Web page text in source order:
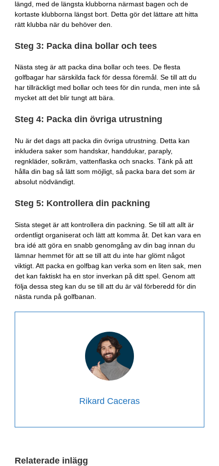
längd, med de längsta klubborna närmast bagen och de
kortaste klubborna längst bort. Detta gör det lättare att hitta
rätt klubba när du behöver den.
Steg 3: Packa dina bollar och tees
Nästa steg är att packa dina bollar och tees. De flesta
golfbagar har särskilda fack för dessa föremål. Se till att du
har tillräckligt med bollar och tees för din runda, men inte så
mycket att det blir tungt att bära.
Steg 4: Packa din övriga utrustning
Nu är det dags att packa din övriga utrustning. Detta kan
inkludera saker som handskar, handdukar, paraply,
regnkläder, solkräm, vattenflaska och snacks. Tänk på att
hålla din bag så lätt som möjligt, så packa bara det som är
absolut nödvändigt.
Steg 5: Kontrollera din packning
Sista steget är att kontrollera din packning. Se till att allt är
ordentligt organiserat och lätt att komma åt. Det kan vara en
bra idé att göra en snabb genomgång av din bag innan du
lämnar hemmet för att se till att du inte har glömt något
viktigt. Att packa en golfbag kan verka som en liten sak, men
det kan faktiskt ha en stor inverkan på ditt spel. Genom att
följa dessa steg kan du se till att du är väl förberedd för din
nästa runda på golfbanan.
Rikard Caceras
Relaterade inlägg